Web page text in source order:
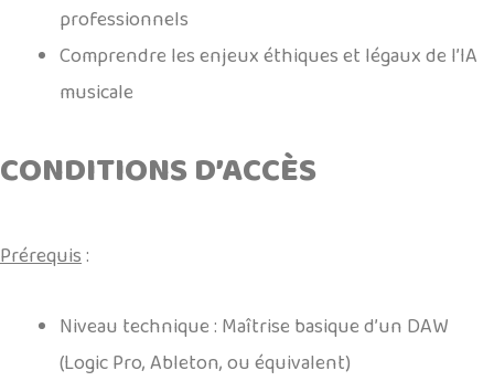
professionnels
Comprendre les enjeux éthiques et légaux de l’IA
musicale
CONDITIONS D’ACCÈS
Prérequis:
Niveau technique: Maîtrise basique d’un DAW
(Logic Pro, Ableton, ou équivalent)